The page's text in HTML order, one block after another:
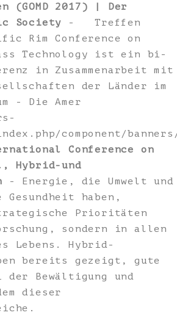
(GOMD 2017) | Der
Society - Treffen
Rim Conference on
Technology ist ein bi-
in Zusammenarbeit mit
der Länder im
- Die Amer
component/
Conference on
Hybrid-und
- Energie, die Umwelt und
Gesundheit haben,
Prioritäten
sondern in allen
Lebens. Hybrid-
bereits gezeigt, gute
der Bewältigung und
dieser